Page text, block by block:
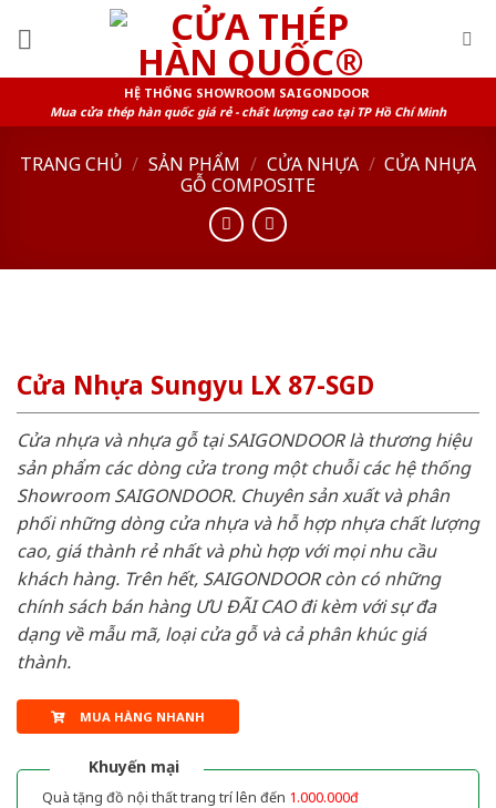
HỆ THỐNG SHOWROOM SAIGONDOOR
Mua cửa thép hàn quốc giá rẻ - chất lượng cao tại TP Hồ Chí Minh
TRANG CHỦ / SẢN PHẨM / CỬA NHỰA / CỬA NHỰA
GỖ COMPOSITE
Cửa Nhựa Sungyu LX 87-SGD
Cửa nhựa và nhựa gỗ tại SAIGONDOOR là thương hiệu
sản phẩm các dòng cửa trong một chuỗi các hệ thống
Showroom SAIGONDOOR. Chuyên sản xuất và phân
phối những dòng cửa nhựa và hỗ hợp nhựa chất lượng
cao, giá thành rẻ nhất và phù hợp với mọi nhu cầu
khách hàng. Trên hết, SAIGONDOOR còn có những
chính sách bán hàng ƯU ĐÃI CAO đi kèm với sự đa
dạng về mẫu mã, loại cửa gỗ và cả phân khúc giá
thành.
MUA HÀNG NHANH
Khuyến mại
Quà tặng đồ nội thất trang trí lên đến 1.000.000đ